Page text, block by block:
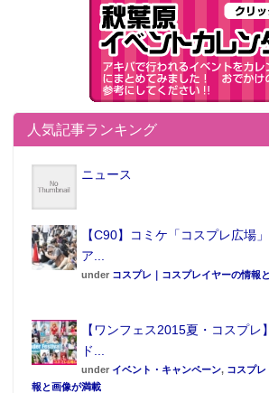
人気記事ランキング
ニュース
【C90】コミケ「コスプレ広場
ア...
under コスプレ｜コスプレイヤーの情報
【ワンフェス2015夏・コスプレ
ド...
under イベント・キャンペーン, コスプ
報と画像が満載